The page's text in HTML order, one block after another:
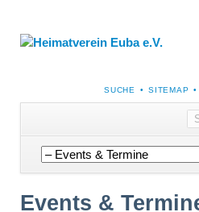
NAVIGATION
ÜBERSPRINGEN
SUCHE SITEMAP
Navigation
überspringen
Events &